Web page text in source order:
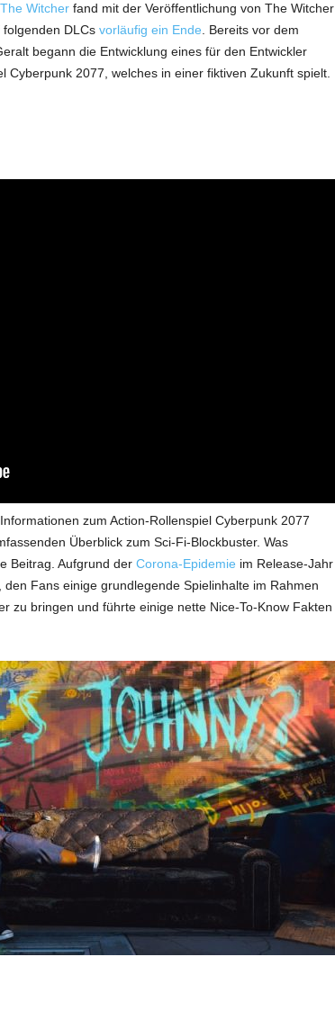
The Witcherfand mit der Veröffentlichung von The Witcher
DLCs vorläufig ein Ende . Bereits vor dem
begann die Entwicklung eines für den Entwickler
Cyberpunk 2077, welches in einer fiktiven Zukunft spielt.
zum Action-Rollenspiel Cyberpunk 2077
Überblick zum Sci-Fi-Blockbuster. Was
Beitrag. Aufgrund der Corona-Epidemie im Release-Jahr
Fans einige grundlegende Spielinhalte im Rahmen
zu bringen und führte einige nette Nice-To-Know Fakten